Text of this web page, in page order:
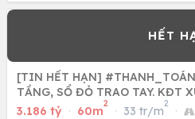
[TIN HẾT HẠN]
TẦNG, SỔ ĐỎ TRAO TAY. KĐT XUÂN HƯNG, TP.THANH
HÓA - HOT/ZALO: 0966
3.186 tỷ · 60m
2
· 33 tr/m
2
·